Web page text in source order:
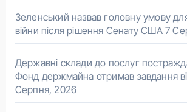
Зеленський назвав головну умову
війни після рішення Сенату США 7
Державні склади до послуг
Фонд держмайна отримав завдання
Серпня, 2026